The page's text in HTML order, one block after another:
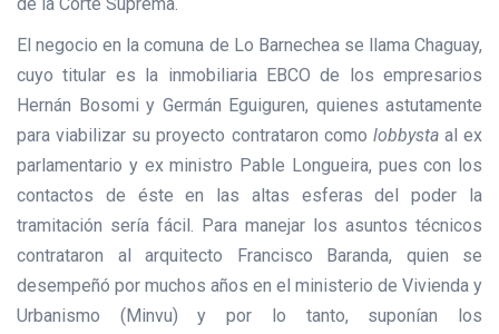
El negocio en la comuna de Lo Barnechea se llama Chaguay,
cuyo titular es la inmobiliaria EBCO de los empresarios
Hernán Bosomi y Germán Eguiguren, quienes astutamente
para viabilizar su proyecto contrataron como lobbystaal ex
parlamentario y ex ministro Pable Longueira, pues con los
contactos de éste en las altas esferas del poder la
tramitación sería fácil. Para manejar los asuntos técnicos
contrataron al arquitecto Francisco Baranda, quien se
desempeñó por muchos años en el ministerio de Vivienda y
Urbanismo (Minvu) y por lo tanto, suponían los